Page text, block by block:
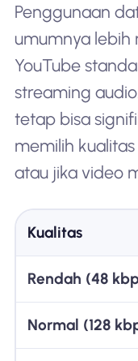
Penggunaan
umumnya
YouTube
streaming
tetap bisa
memilih
atau jika video
Kualitas
Rendah (48
Normal (128